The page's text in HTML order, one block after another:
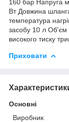
160 бар Напруга
Вт Довжина
температура
засобу 10 л Об'єм
високого тиску
Приховати
Основні
Виробник